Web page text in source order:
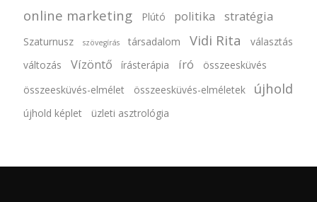
online marketing Plútó politika stratégia
Szaturnusz szövegírás társadalom Vidi Rita
választás
változás
Vízöntő írásterápia író
összeesküvés
összeesküvés-elmélet
összeesküvés-elméletek újhold
újhold képlet üzleti asztrológia